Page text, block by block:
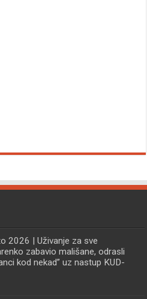
2026 | Uživanje za sve
zabavio mališane, odrasli
kod nekad” uz nastup KUD-